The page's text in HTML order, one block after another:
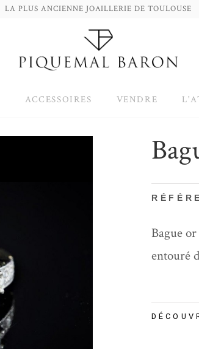
LA PLUS ANCIENNE JOAILLERIE DE TOULOUSE
ACCESSOIRES VENDRE
Bague
entouré